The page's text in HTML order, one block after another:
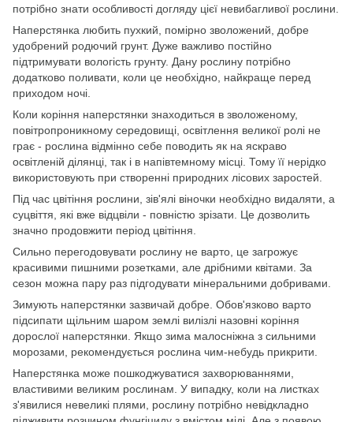
потрібно знати особливості догляду цієї невибагливої ​​рослини.
Наперстянка любить пухкий, помірно зволожений, добре
удобрений родючий грунт. Дуже важливо постійно
підтримувати вологість грунту. Дану рослину потрібно
додатково поливати, коли це необхідно, найкраще перед
приходом ночі.
Коли коріння наперстянки знаходиться в зволоженому,
повітропроникному середовищі, освітлення великої ролі не
грає - рослина відмінно себе поводить як на яскраво
освітленій ділянці, так і в напівтемному місці. Тому її нерідко
використовують при створенні природних лісових заростей.
Під час цвітіння рослини, зів'ялі віночки необхідно видаляти, а
суцвіття, які вже відцвіли - повністю зрізати. Це дозволить
значно продовжити період цвітіння.
Сильно перегодовувати рослину не варто, це загрожує
красивими пишними розетками, але дрібними квітами. За
сезон можна пару раз підгодувати мінеральними добривами.
Зимують наперстянки зазвичай добре. Обов'язково варто
підсипати щільним шаром землі вилізлі назовні коріння
дорослої наперстянки. Якщо зима малосніжна з сильними
морозами, рекомендується рослина чим-небудь прикрити.
Наперстянка може пошкоджуватися захворюваннями,
властивими великим рослинам. У випадку, коли на листках
з'явилися невеликі плями, рослину потрібно невідкладно